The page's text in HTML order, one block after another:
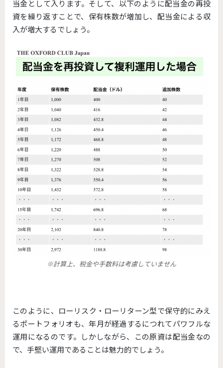
当金として入ります。そして、以下のように配当金の再投
資を繰り返すことで、保有株数が増加し、配当金による収
入が増大するでしょう。
※計算上、税金や手数料は考慮していません
このように、ローリスク・ローリターン型で保守的にみえ
るポートフォリオも、年月が経過するにつれてパワフルな
運用になるのです。しかしながら、この原資は配当金なの
で、手堅い運用であることは魅力的でしょう。